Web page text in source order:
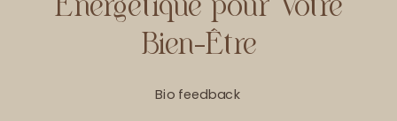
Bien-Être
Bio feedback